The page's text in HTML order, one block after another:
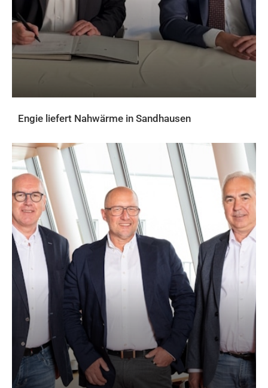
Engie liefert Nahwärme in Sandhausen